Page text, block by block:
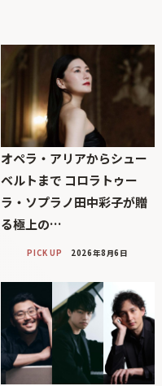
オペラ・アリアからシュー
ベルトまで コロラトゥー
ラ・ソプラノ田中彩子が贈
る極上の…
PICK UP 2026年8月6日